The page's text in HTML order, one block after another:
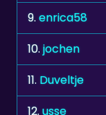
10.jochen
11. Duveltje
12.usse
13. gcjw